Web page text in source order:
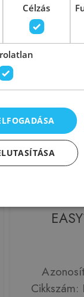
Rendelésre
Elleci
Cikkszám:
Célzás